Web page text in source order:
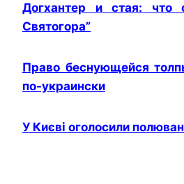
Догхантер и стая: что
Святогора”
Право беснующейся
по-украински
У Києві оголосили